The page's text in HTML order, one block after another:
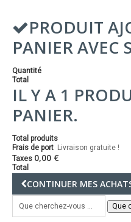
PRODUIT
PANIER AVEC
Quantité
Total
IL Y A 1
PANIER.
Total produits
Frais de port Livraison gratuite !
Taxes 0,00 €
Total
CONTINUER MES
Que